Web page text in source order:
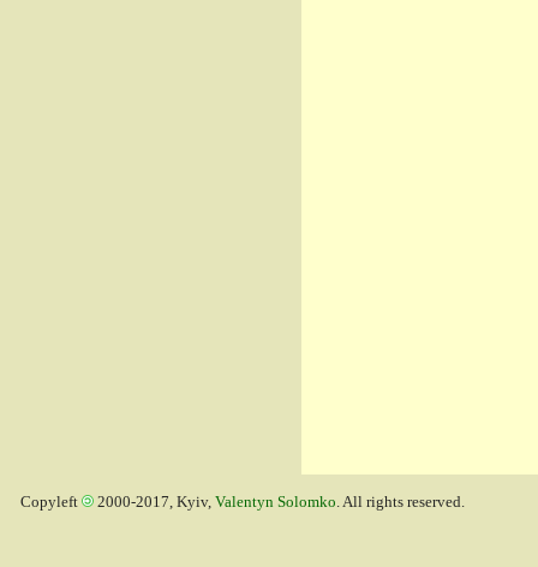
Copyleft 2000-2017, Kyiv, Valentyn Solomko. All rights reserved.